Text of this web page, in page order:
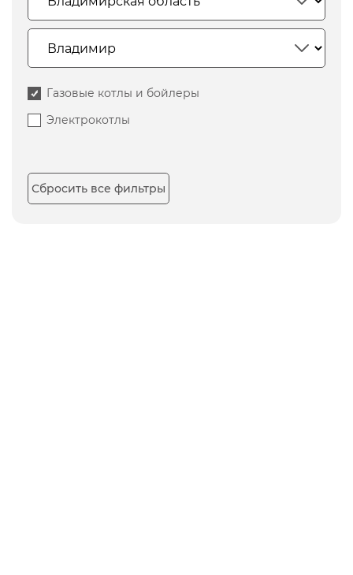
Газовые котлы и бойлеры
Электрокотлы
Сбросить все фильтры